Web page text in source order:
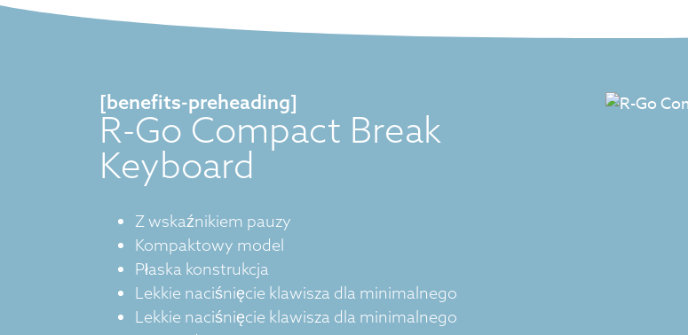
[benefits-preheading]
R-Go Compact Break
Keyboard
Z wskaźnikiem pauzy
Kompaktowy model
Płaska konstrukcja
Lekkie naciśnięcie klawisza dla minimalnego
Lekkie naciśnięcie klawisza dla minimalnego